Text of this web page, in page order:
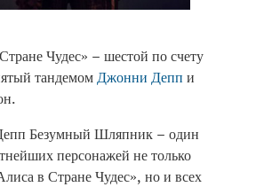
Чудес» – шестой по счету
тандемомДжонни Депп и
Безумный Шляпник – один
персонажей не только
в Стране Чудес», но и всех